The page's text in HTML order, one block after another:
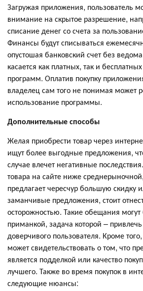
Загружая приложения, пользователь
внимание на скрытое разрешение,
списание денег со счета за
Финансы будут списываться
опустошая банковский счет без
касается как платных, так и
программ. Оплатив покупку
владелец сам того не понимая может
использование программы.
Дополнительные способы
Желая приобрести товар через
ищут более выгодные предложения,
случае влечет негативные
товара на сайте ниже
предлагает чересчур большую скидку
заманчивые предложения, стоит
осторожностью. Такие обещания
приманкой, задача которой –
доверчивого пользователя. Кроме
может свидетельствовать о том, что
является подделкой или качество
лучшего. Также во время покупок в
следующие нюансы: